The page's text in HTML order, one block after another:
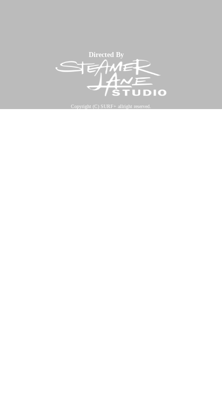
Directed By
Copyright (C) SURF+ allright reserved.